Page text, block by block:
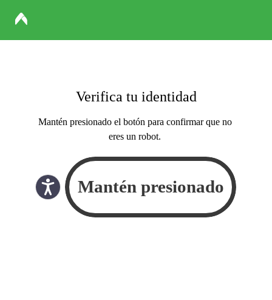
Verifica tu identidad
Mantén presionado el botón para confirmar que no
eres un robot.